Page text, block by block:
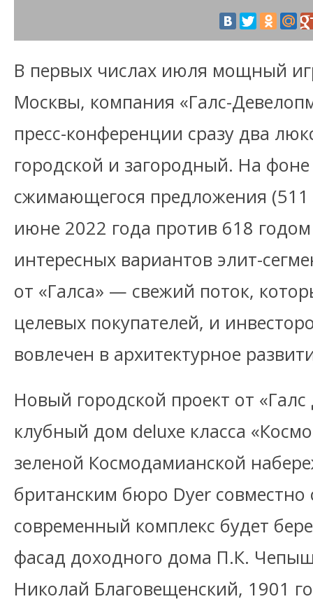
В первых числах июля мощный
Москвы, компания «Галс-
пресс-конференции сразу два
городской и загородный. На
сжимающегося предложения (511
июне 2022 года против 618
интересных вариантов элит-
от «Галса» — свежий поток,
целевых покупателей, и
вовлечен в архитектурное
Новый городской проект от
клубный дом deluxe класса
зеленой Космодамианской
британским бюро Dyer
современный комплекс будет
фасад доходного дома П.К.
Николай Благовещенский, 1901